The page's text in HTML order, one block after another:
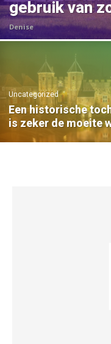
gebruik van
Denise
Uncategorized
Een historische
is zeker de moeite